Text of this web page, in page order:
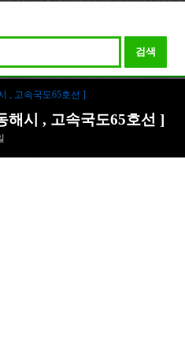
검색
, 고속국도65호선 ]
해시 , 고속국도65호선 ]